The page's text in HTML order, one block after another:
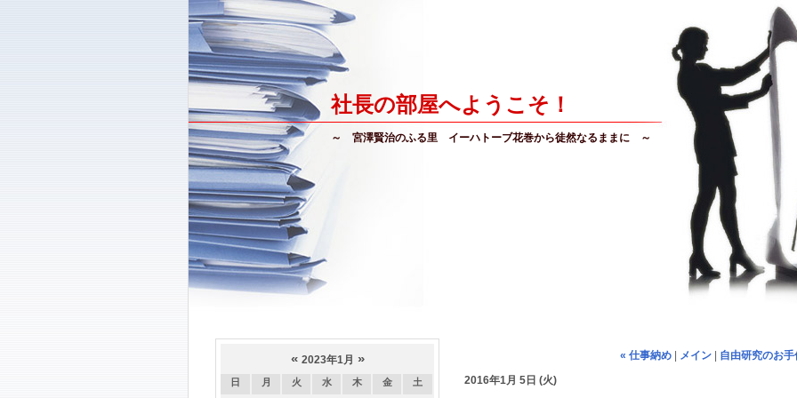
社長の部屋へようこそ！
～ 宮澤賢治のふる里 イーハトーブ花巻から徒然なるままに ～
« 2023年1月 »
日 月 火 水 木 金 土
« 仕事納め メイン
自由研究のお手
2016年1月 5日 (火)